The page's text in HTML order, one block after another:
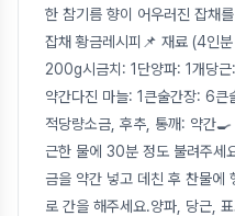
한 참기름 향이 어우러진 잡채
잡채 황금레시피📌 재료 (4인
200g시금치: 1단양파: 1개당
약간다진 마늘: 1큰술간장: 6
적당량소금, 후추, 통깨: 약간
근한 물에 30분 정도 불려주세
금을 약간 넣고 데친 후 찬물에
로 간을 해주세요.양파, 당근,